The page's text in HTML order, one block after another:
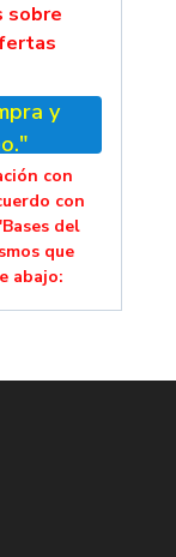
sobre
y
con
con
del
que
abajo: